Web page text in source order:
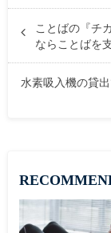
ことばの『チ
ならことばを
水素吸入機の貸